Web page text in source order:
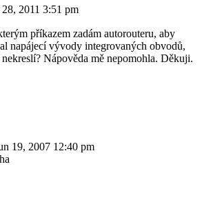
2011 3:51 pm
příkazem zadám autorouteru, aby
napájecí vývody integrovaných obvodů,
nekreslí? Nápověda mě nepomohla. Děkuji.
19, 2007 12:40 pm